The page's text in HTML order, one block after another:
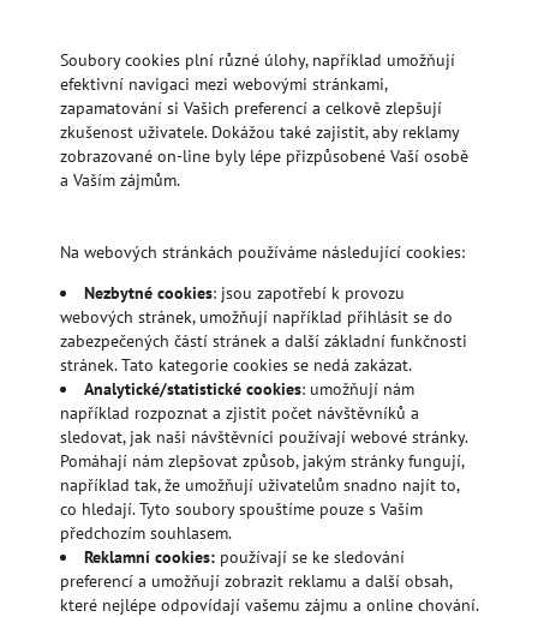
Soubory cookies plní různé úlohy, například umožňují
efektivní navigaci mezi webovými stránkami,
zapamatování si Vašich preferencí a celkově zlepšují
zkušenost uživatele. Dokážou také zajistit, aby reklamy
zobrazované on-line byly lépe přizpůsobené Vaší osobě
a Vaším zájmům.
Na webových stránkách používáme následující cookies:
Nezbytné cookies: jsou zapotřebí k provozu
webových stránek, umožňují například přihlásit se do
zabezpečených částí stránek a další základní funkčnosti
stránek. Tato kategorie cookies se nedá zakázat.
Analytické/statistické cookies: umožňují nám
například rozpoznat a zjistit počet návštěvníků a
sledovat, jak naši návštěvníci používají webové stránky.
Pomáhají nám zlepšovat způsob, jakým stránky fungují,
například tak, že umožňují uživatelům snadno najít to,
co hledají. Tyto soubory spouštíme pouze s Vaším
předchozím souhlasem.
Reklamní cookies: používají se ke sledování
preferencí a umožňují zobrazit reklamu a další obsah,
které nejlépe odpovídají vašemu zájmu a online chování.